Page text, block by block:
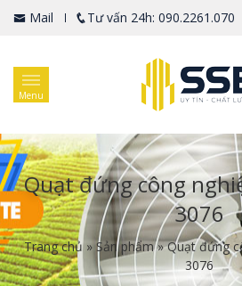
Mail Tư vấn 24h: 090.2261.070
Menu
Quạt đứng công
3076
Trang chủ» Sản phẩm»Quạt đứng
3076